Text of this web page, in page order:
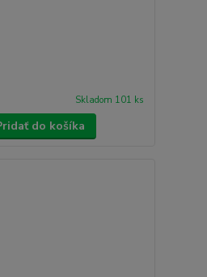
Skladom 101 ks
do košíka